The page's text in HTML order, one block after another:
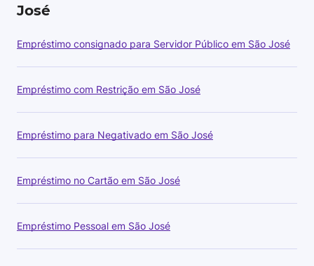
José
Empréstimo consignado para Servidor Público em São José
Empréstimo com Restrição em São José
Empréstimo para Negativado em São José
Empréstimo no Cartão em São José
Empréstimo Pessoal em São José